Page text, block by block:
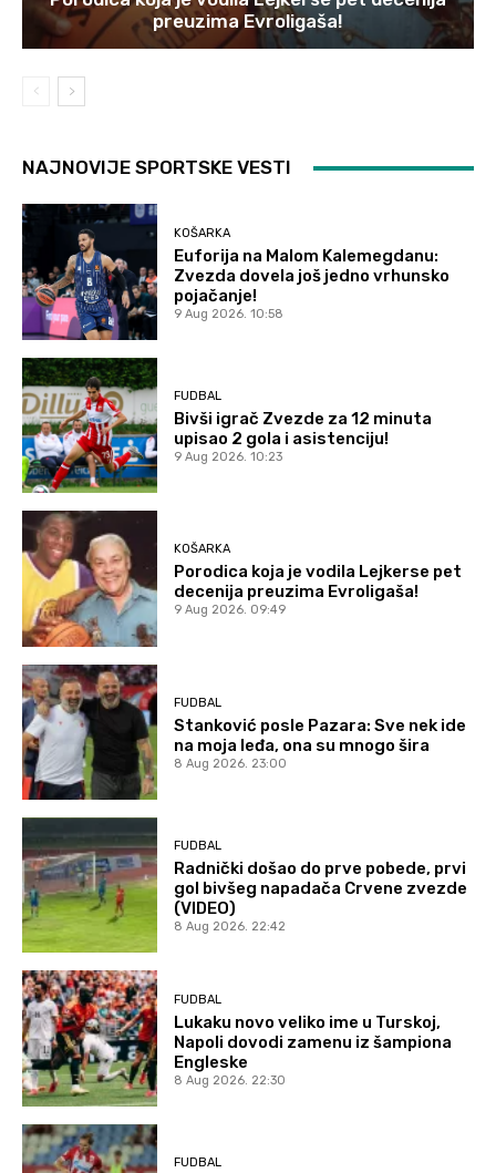
preuzima Evroligaša!
NAJNOVIJE SPORTSKE VESTI
KOŠARKA
Euforija na Malom Kalemegdanu:
Zvezda dovela još jedno vrhunsko
pojačanje!
9 Aug 2026. 10:58
FUDBAL
Bivši igrač Zvezde za 12 minuta
upisao 2 gola i asistenciju!
9 Aug 2026. 10:23
KOŠARKA
Porodica koja je vodila Lejkerse pet
decenija preuzima Evroligaša!
9 Aug 2026. 09:49
FUDBAL
Stanković posle Pazara: Sve nek ide
na moja leđa, ona su mnogo šira
8 Aug 2026. 23:00
FUDBAL
Radnički došao do prve pobede, prvi
gol bivšeg napadača Crvene zvezde
(VIDEO)
8 Aug 2026. 22:42
FUDBAL
Lukaku novo veliko ime u Turskoj,
Napoli dovodi zamenu iz šampiona
Engleske
8 Aug 2026. 22:30
FUDBAL